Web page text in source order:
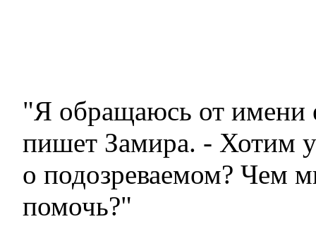
"Я обращаюсь от имени
пишет Замира. - Хотим
о подозреваемом? Чем
помочь?"